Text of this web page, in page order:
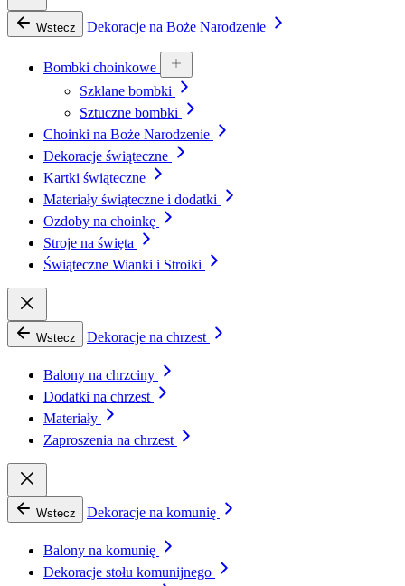
Wstecz Dekoracje na Boże Narodzenie
Bombki choinkowe
Szklane bombki
Sztuczne bombki
Choinki na Boże Narodzenie
Dekoracje świąteczne
Kartki świąteczne
Materiały świąteczne i dodatki
Ozdoby na choinkę
Stroje na święta
Świąteczne Wianki i Stroiki
Wstecz Dekoracje na chrzest
Balony na chrzciny
Dodatki na chrzest
Materiały
Zaproszenia na chrzest
Wstecz Dekoracje na komunię
Balony na komunię
Dekoracje stołu komunijnego